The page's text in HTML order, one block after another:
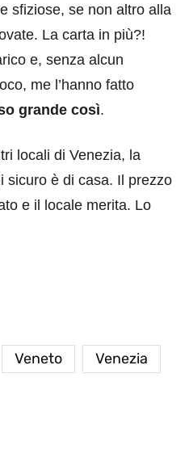
sfiziose, se non altro alla
La carta in più?!
e, senza alcun
me l’hanno fatto
grande così.
locali di Venezia, la
sicuro è di casa. Il prezzo
e il locale merita. Lo
Veneto
Venezia